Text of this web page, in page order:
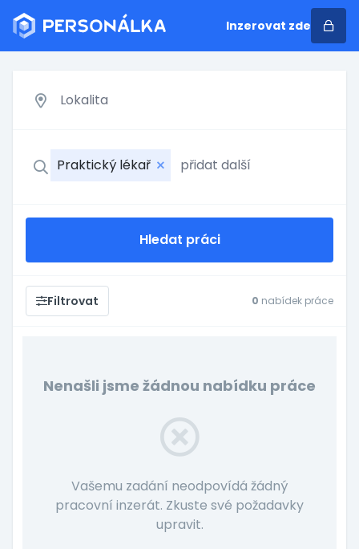
Inzerovat zde
Praktický lékař
Hledat práci
Filtrovat 0 nabídek práce
Nenašli jsme žádnou nabídku práce
Vašemu zadání neodpovídá žádný
pracovní inzerát. Zkuste své požadavky
upravit.